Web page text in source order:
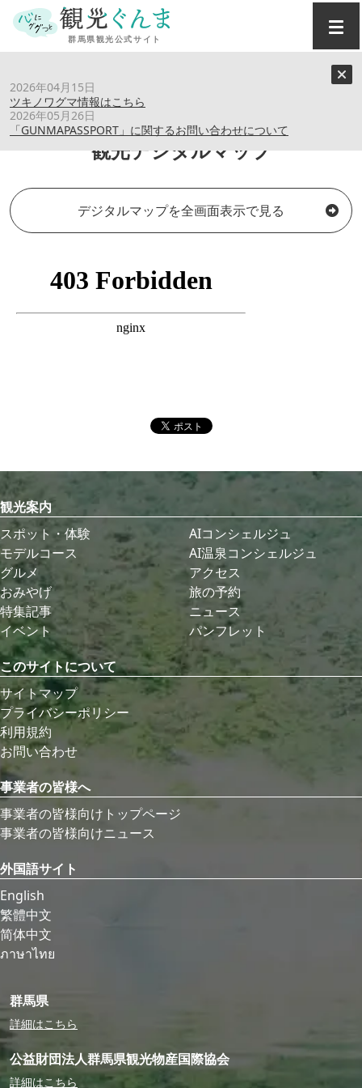
2026年04月15日
ツキノワグマ情報はこちら
2026年05月26日
「GUNMAPASSPORT」に関するお問い合わせについて
観光デジタルマップ
デジタルマップを全画面表示で見る
観光案内
スポット・体験
モデルコース
グルメ
おみやげ
特集記事
イベント
AIコンシェルジュ
AI温泉コンシェルジュ
アクセス
旅の予約
ニュース
パンフレット
このサイトについて
サイトマップ
プライバシーポリシー
利用規約
お問い合わせ
事業者の皆様へ
事業者の皆様向けトップページ
事業者の皆様向けニュース
外国語サイト
English
繁體中文
简体中文
ภาษาไทย
群馬県
詳細はこちら
公益財団法人群馬県観光物産国際協会
詳細はこちら